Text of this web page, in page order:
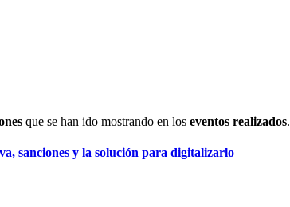
que se han ido mostrando en los eventos realizados.
sanciones y la solución para digitalizarlo